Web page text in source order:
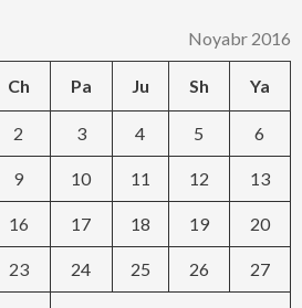
Noyabr 2016
Ch Pa Ju Sh Ya
2 3 4 5 6
9 10 11 12 13
16 17 18 19 20
23 24 25 26 27